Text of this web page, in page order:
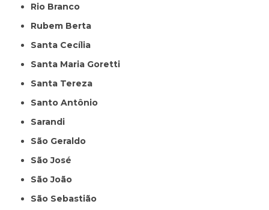
Rio Branco
Rubem Berta
Santa Cecília
Santa Maria Goretti
Santa Tereza
Santo Antônio
Sarandi
São Geraldo
São José
São João
São Sebastião